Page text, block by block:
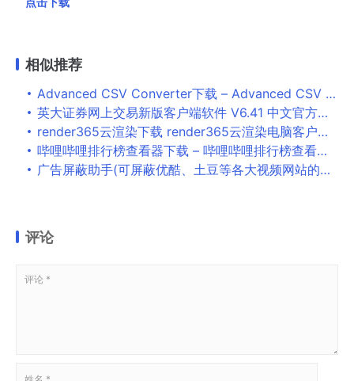
相似推荐
Advanced CSV Converter下载 – Advanced CSV Converter 7.27 破解版
英大证券网上交易新版客户端软件 V6.41 中文官方安装免费版
render365云渲染下载 render365云渲染电脑客户端 v1.23 官方免装版
哔哩哔哩排行榜查看器下载 – 哔哩哔哩排行榜查看器 1.0 免费版
广告屏蔽助手(可屏蔽优酷、土豆等各大视频网站的广告) V1.0 中文免费绿色版
评论